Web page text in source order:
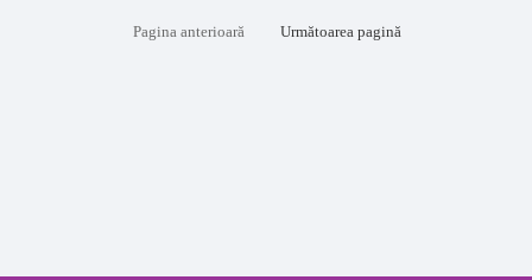
Pagina anterioară Următoarea pagină